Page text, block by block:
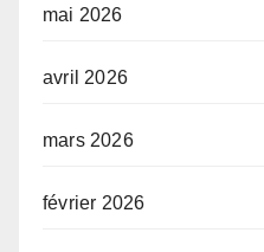
mai 2026
avril 2026
mars 2026
février 2026